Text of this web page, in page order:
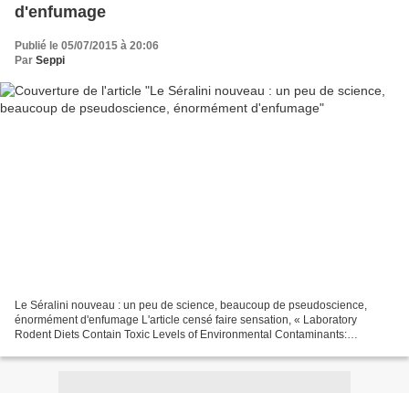
d'enfumage
Publié le 05/07/2015 à 20:06
Par Seppi
Le Séralini nouveau : un peu de science, beaucoup de pseudoscience,
énormément d'enfumage L'article censé faire sensation, « Laboratory
Rodent Diets Contain Toxic Levels of Environmental Contaminants: